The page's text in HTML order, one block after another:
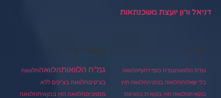
דניאל ורון יועצת משכנתאות
תגיות
גמ"ח הלוואותגמ"ח כסף דחוףהלוואה
בלי שאלותהלוואה בנתניההלוואה חוץ
בנקאיתהלוואה חוץ בנקאית בהוראת
קטגוריות
גמ"ח הלוואותהלוואההלוואה
בצ'קיםהלוואה בצ'קים ללא
מסמכיםהלוואה חוץ בנקאיתהלוואה